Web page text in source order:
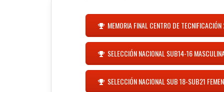
MEMORIA FINAL CENTRO DE
SELECCIÓN NACIONAL SUB14-16
SELECCIÓN NACIONAL SUB 18-SUB21